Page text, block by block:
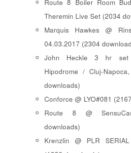
Route 8 Boiler Room
Theremin Live Set (2034
Marquis Hawkes @
04.03.2017 (2304
John Heckle 3 hr
Hipodrome / Cluj-
downloads)
Conforce @ LYO#081
Route 8 @
downloads)
Krenzlin @ PLR